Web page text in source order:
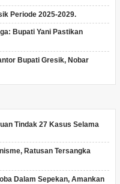
Periode 2025-2029.
Bupati Yani Pastikan
Bupati Gresik, Nobar
Tindak 27 Kasus Selama
Ratusan Tersangka
Dalam Sepekan, Amankan